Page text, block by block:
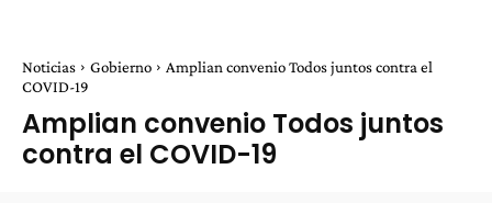
Noticias Gobierno
Amplian convenio Todos juntos contra el
COVID-19
Amplian convenio Todos juntos
contra el COVID-19